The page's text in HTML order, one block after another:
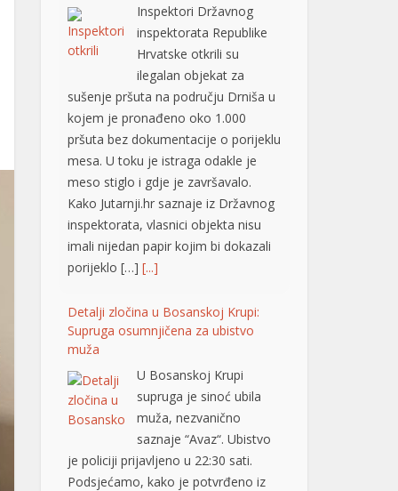
Inspektori Državnog
inspektorata Republike
Hrvatske otkrili su
ilegalan objekat za
sušenje pršuta na području Drniša u
kojem je pronađeno oko 1.000
pršuta bez dokumentacije o porijeklu
mesa. U toku je istraga odakle je
meso stiglo i gdje je završavalo.
Kako Jutarnji.hr saznaje iz Državnog
inspektorata, vlasnici objekta nisu
imali nijedan papir kojim bi dokazali
porijeklo […] [...]
Detalji zločina u Bosanskoj Krupi:
Supruga osumnjičena za ubistvo
muža
U Bosanskoj Krupi
supruga je sinoć ubila
muža, nezvanično
saznaje “Avaz“. Ubistvo
je policiji prijavljeno u 22:30 sati.
Podsjećamo, kako je potvrđeno iz